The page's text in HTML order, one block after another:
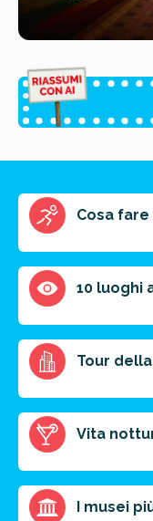
Riassunto
Scegli il formato del
Breve
prossima
FAI
Cosa fare
10 luoghi
Tour
Vita
I musei